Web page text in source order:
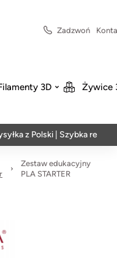
Zadzwoń
3D Żywice
Polski | Szybka realizacja w
Zestaw edukacyjny
PLA STARTER